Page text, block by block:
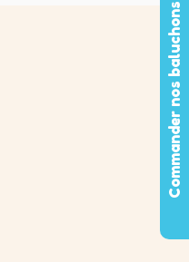
Commander nos baluchons